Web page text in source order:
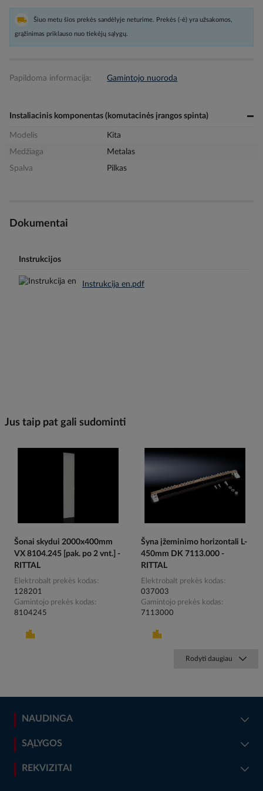
Šiuo metu šios prekės sandėlyje neturime. Prekės (-ė) yra užsakomos,
grąžinimas priklauso nuo tiekėjų sąlygų.
Papildoma informacija: Gamintojo nuoroda
Instaliacinis komponentas (komutacinės įrangos spinta)
Modelis
Kita
Medžiaga
Metalas
Spalva
Pilkas
Dokumentai
Instrukcijos
Instrukcija en.pdf
Jus taip pat gali sudominti
Šonai skydui 2000x400mm
VX 8104.245 [pak. po 2 vnt.] -
RITTAL
Elektrobalt prekės kodas
128201
Gamintojo prekės kodas
8104245
Šyna įžeminimo horizontali L-
450mm DK 7113.000 -
RITTAL
Elektrobalt prekės kodas
037003
Gamintojo prekės kodas
7113000
Rodyti daugiau
NAUDINGA
SĄLYGOS
REKVIZITAI